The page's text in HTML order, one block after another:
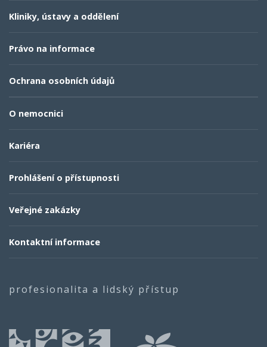
Kliniky, ústavy a oddělení
Právo na informace
Ochrana osobních údajů
O nemocnici
Kariéra
Prohlášení o přístupnosti
Veřejné zakázky
Kontaktní informace
profesionalita a lidský přístup